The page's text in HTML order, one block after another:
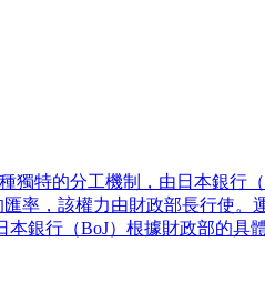
特的分工機制，由日本銀行
率，該權力由財政部長行使
銀行（BoJ）根據財政部的